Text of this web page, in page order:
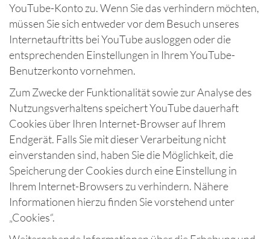
YouTube-Konto zu. Wenn Sie das verhindern möchten,
müssen Sie sich entweder vor dem Besuch unseres
Internetauftritts bei YouTube ausloggen oder die
entsprechenden Einstellungen in Ihrem YouTube-
Benutzerkonto vornehmen.
Zum Zwecke der Funktionalität sowie zur Analyse des
Nutzungsverhaltens speichert YouTube dauerhaft
Cookies über Ihren Internet-Browser auf Ihrem
Endgerät. Falls Sie mit dieser Verarbeitung nicht
einverstanden sind, haben Sie die Möglichkeit, die
Speicherung der Cookies durch eine Einstellung in
Ihrem Internet-Browsers zu verhindern. Nähere
Informationen hierzu finden Sie vorstehend unter
„Cookies“.